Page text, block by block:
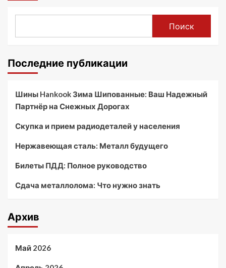
Поиск
Последние публикации
Шины Hankook Зима Шипованные: Ваш Надежный
Партнёр на Снежных Дорогах
Скупка и прием радиодеталей у населения
Нержавеющая сталь: Металл будущего
Билеты ПДД: Полное руководство
Сдача металлолома: Что нужно знать
Архив
Май 2026